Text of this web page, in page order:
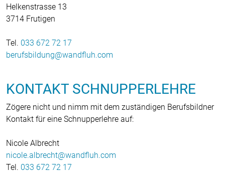
Helkenstrasse 13
3714 Frutigen
Tel. 033 672 72 17
berufsbildung
wandfluh com
KONTAKT SCHNUPPERLEHRE
Zögere nicht und nimm mit dem zuständigen Berufsbildner
Kontakt für eine Schnupperlehre auf:
Nicole Albrecht
nicole.albrecht
wandfluh com
Tel. 033 672 72 17